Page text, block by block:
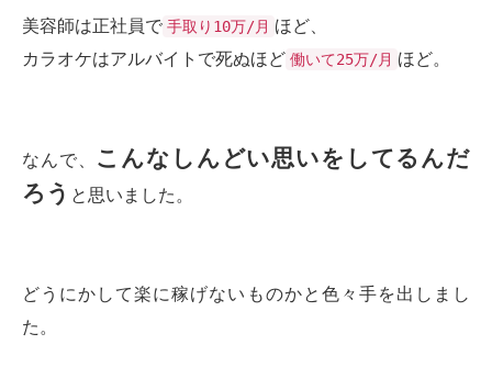
美容師は正社員で 手取り10万/月 ほど、
カラオケはアルバイトで死ぬほど 働いて25万/月 ほど。
なんで、 こんなしんどい思いをしてるんだ
ろう と思いました。
どうにかして楽に稼げないものかと色々手を出しまし
た。